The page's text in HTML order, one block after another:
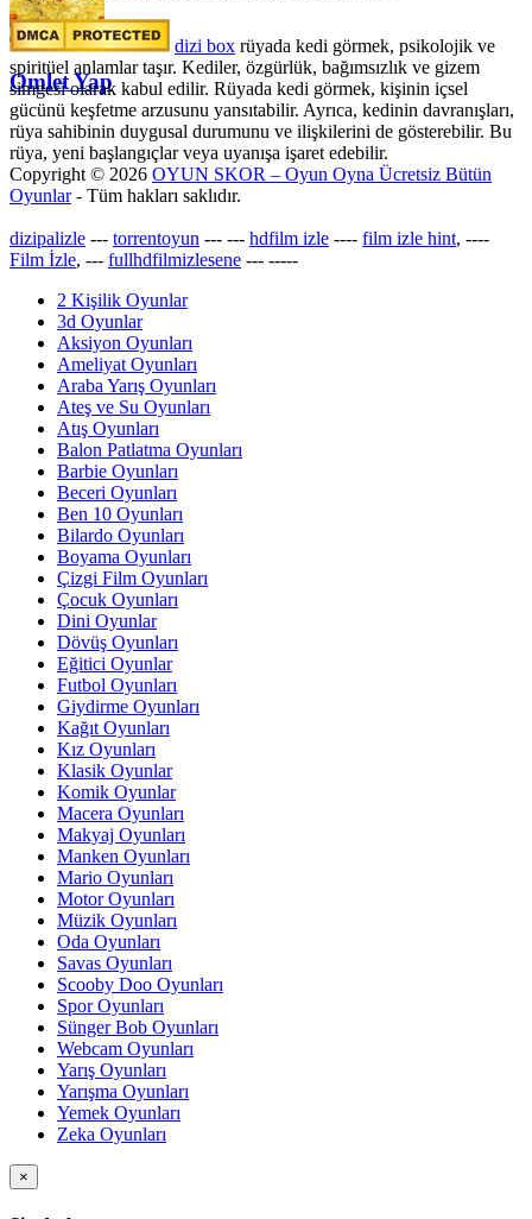
Omlet Yap
dizi box rüyada kedi görmek​, psikolojik ve
spiritüel anlamlar taşır. Kediler, özgürlük, bağımsızlık ve gizem
simgesi olarak kabul edilir. Rüyada kedi görmek, kişinin içsel
gücünü keşfetme arzusunu yansıtabilir. Ayrıca, kedinin davranışları,
rüya sahibinin duygusal durumunu ve ilişkilerini de gösterebilir. Bu
rüya, yeni başlangıçlar veya uyanışa işaret edebilir.
Copyright © 2026 OYUN SKOR – Oyun Oyna Ücretsiz Bütün
Oyunlar- Tüm hakları saklıdır.
dizipalizle --- torrentoyun --- --- hdfilm izle ---- film izle hint, ----
Film İzle, --- fullhdfilmizlesene --- -----
2 Kişilik Oyunlar
3d Oyunlar
Aksiyon Oyunları
Ameliyat Oyunları
Araba Yarış Oyunları
Ateş ve Su Oyunları
Atış Oyunları
Balon Patlatma Oyunları
Barbie Oyunları
Beceri Oyunları
Ben 10 Oyunları
Bilardo Oyunları
Boyama Oyunları
Çizgi Film Oyunları
Çocuk Oyunları
Dini Oyunlar
Dövüş Oyunları
Eğitici Oyunlar
Futbol Oyunları
Giydirme Oyunları
Kağıt Oyunları
Kız Oyunları
Klasik Oyunlar
Komik Oyunlar
Macera Oyunları
Makyaj Oyunları
Manken Oyunları
Mario Oyunları
Motor Oyunları
Müzik Oyunları
Oda Oyunları
Savas Oyunları
Scooby Doo Oyunları
Spor Oyunları
Sünger Bob Oyunları
Webcam Oyunları
Yarış Oyunları
Yarışma Oyunları
Yemek Oyunları
Zeka Oyunları
×